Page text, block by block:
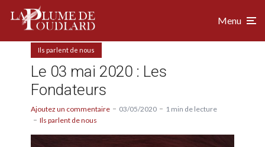
Menu
Ils parlent de nous
Le 03 mai 2020 : Les
Fondateurs
Ajoutez un commentaire 03/05/2020
1 min de lecture
Ils parlent de nous